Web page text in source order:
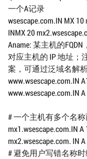
一个A记录
wsescape.com.IN MX
INMX 20
Aname: 某主机的
对应主机的 IP 地址；
案，可通过泛域名解
www.wsescape.com.IN
www.wsescape.com.IN
# 一个主机有多个名
mx1.wsescape.com.IN A
mx2.wsescape.com. IN
# 避免用户写错名称